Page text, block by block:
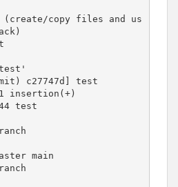
(create/copy files and us
c27747d] test
main